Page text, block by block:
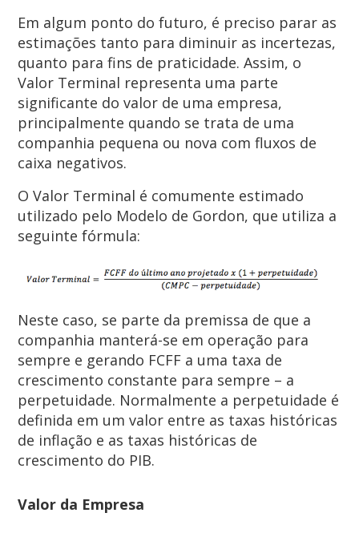
Em algum ponto do futuro, é preciso parar as
estimações tanto para diminuir as incertezas,
quanto para fins de praticidade. Assim, o
Valor Terminal representa uma parte
significante do valor de uma empresa,
principalmente quando se trata de uma
companhia pequena ou nova com fluxos de
caixa negativos.
O Valor Terminal é comumente estimado
utilizado pelo Modelo de Gordon, que utiliza a
seguinte fórmula:
Neste caso, se parte da premissa de que a
companhia manterá-se em operação para
sempre e gerando FCFF a uma taxa de
crescimento constante para sempre – a
perpetuidade. Normalmente a perpetuidade é
definida em um valor entre as taxas históricas
de inflação e as taxas históricas de
crescimento do PIB.
Valor da Empresa